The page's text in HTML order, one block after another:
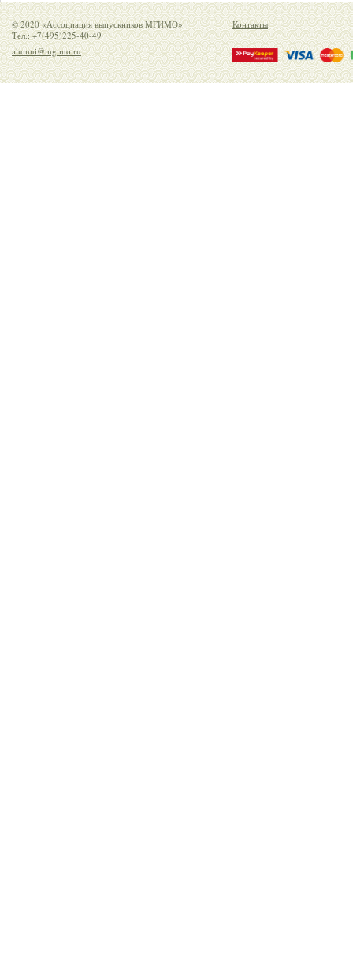
© 2020 «Ассоциация выпускников МГИМО»
Тел.: +7(495)225-40-49
alumni@mgimo.ru
Контакты